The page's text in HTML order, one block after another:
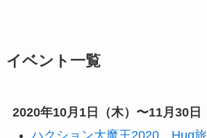
イベント一覧
2020年10月1日（木）〜11月30日